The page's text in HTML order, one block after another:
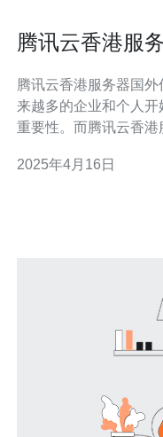
腾讯云香港服
腾讯云香港服务器国外优势 随着全球网络的蓬
来越多的企业和个人
重要性。而腾讯云香
香港作为一个国际金融
2025年4月16日